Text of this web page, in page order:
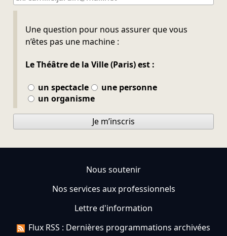
Une question pour nous assurer que vous
n’êtes pas une machine :
Le Théâtre de la Ville (Paris) est :
un spectacle
une personne
un organisme
Ne pas remplir
Je m’inscris
Nous soutenir
Nos services aux professionnels
Lettre d'information
Flux RSS : Dernières programmations archivées